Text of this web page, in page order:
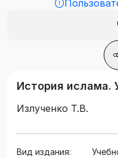
История ислама.
Излученко Т.В.
Вид издания: